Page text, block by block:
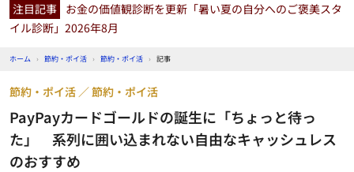
注目記事 お金の価値観診断を更新「暑い夏の自分へのご褒美スタ
イル診断」2026年8月
ホーム › 節約・ポイ活 › 節約・ポイ活 › 記事
PayPayカードゴールドの誕生に「ちょっと待っ
た」 系列に囲い込まれない自由なキャッシュレス
のおすすめ
節約・ポイ活 節約・ポイ活